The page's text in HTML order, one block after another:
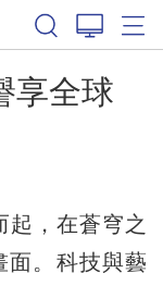
享全球
，在蒼穹之
面。科技與藝